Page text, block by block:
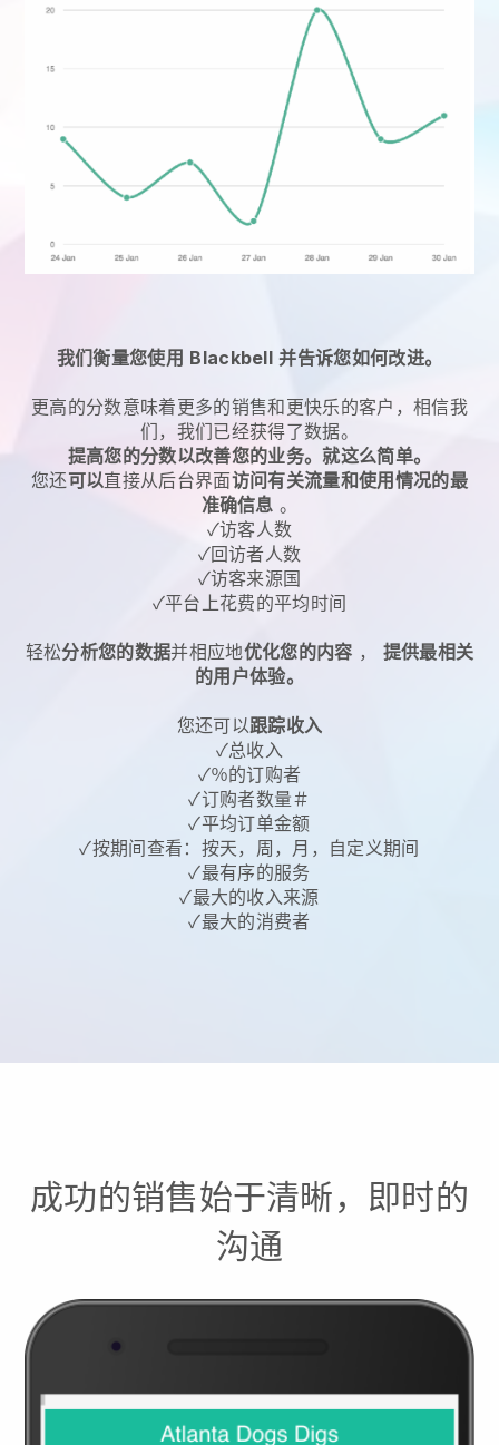
我们衡量您使用 Blackbell 并告诉您如何改进。
更高的分数意味着更多的销售和更快乐的客户，相信我
们，我们已经获得了数据。
提高您的分数以改善您的业务。就这么简单。
您还可以直接从后台界面访问有关流量和使用情况的最
准确信息 。
✓访客人数
✓回访者人数
✓访客来源国
✓平台上花费的平均时间
轻松分析您的数据并相应地优化您的内容 ， 提供最相关
的用户体验。
您还可以跟踪收入
✓总收入
✓％的订购者
✓订购者数量＃
✓平均订单金额
✓按期间查看：按天，周，月，自定义期间
✓最有序的服务
✓最大的收入来源
✓最大的消费者
成功的销售始于清晰，即时的
沟通